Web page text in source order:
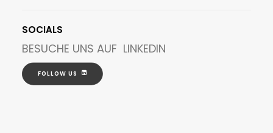
SOCIALS
BESUCHE UNS AUF LINKEDIN
FOLLOW US